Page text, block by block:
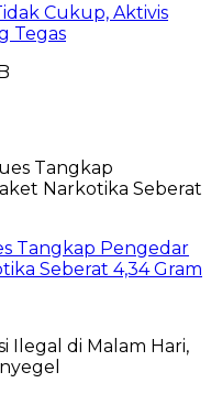
Cukup, Aktivis
Tegas
Tangkap Pengedar
Seberat 4,34 Gram